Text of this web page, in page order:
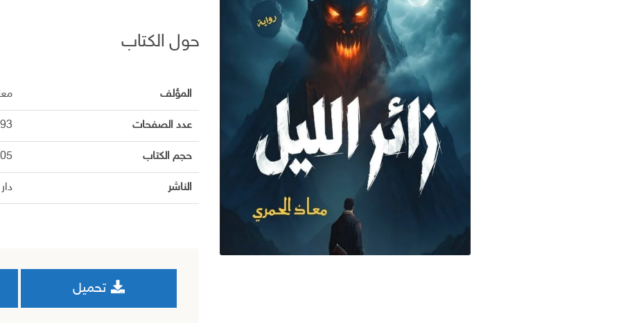
حول الكتاب
المؤلف
عدد الصفحات 93
حجم الكتاب
الناشر
تحميل